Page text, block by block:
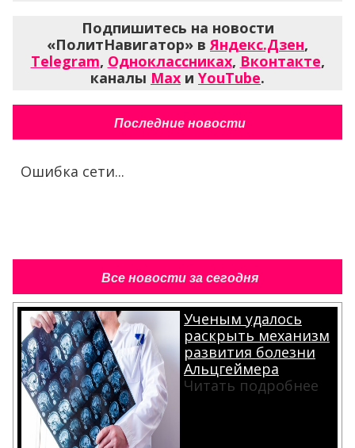
Подпишитесь на новости
«ПолитНавигатор» вЯндекс.Дзен,
Telegram, Одноклассниках, Вконтакте,
каналы Max и YouTube.
Последние новости
Ошибка сети...
Все новости за сегодня
Ученым удалось
раскрыть механизм
развития болезни
Альцгеймера
Читать подробнее